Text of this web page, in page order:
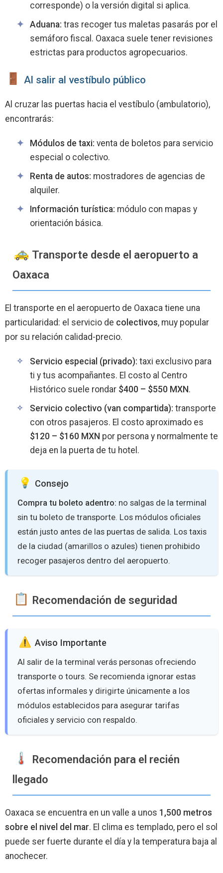
corresponde) o la versión digital si aplica.
Aduana: tras recoger tus maletas pasarás por el
semáforo fiscal. Oaxaca suele tener revisiones
estrictas para productos agropecuarios.
Al salir al vestíbulo público
Al cruzar las puertas hacia el vestíbulo (ambulatorio),
encontrarás:
Módulos de taxi: venta de boletos para servicio
especial o colectivo.
Renta de autos: mostradores de agencias de
alquiler.
Información turística: módulo con mapas y
orientación básica.
Transporte desde el aeropuerto a
Oaxaca
El transporte en el aeropuerto de Oaxaca tiene una
particularidad: el servicio de colectivos, muy popular
por su relación calidad-precio.
Servicio especial (privado): taxi exclusivo para
ti y tus acompañantes. El costo al Centro
Histórico suele rondar $400 – $550 MXN.
Servicio colectivo (van compartida): transporte
con otros pasajeros. El costo aproximado es
$120 – $160 MXN por persona y normalmente te
deja en la puerta de tu hotel.
Consejo
Compra tu boleto adentro: no salgas de la terminal
sin tu boleto de transporte. Los módulos oficiales
están justo antes de las puertas de salida. Los taxis
de la ciudad (amarillos o azules) tienen prohibido
recoger pasajeros dentro del aeropuerto.
Recomendación de seguridad
️ Aviso Importante
Al salir de la terminal verás personas ofreciendo
transporte o tours. Se recomienda ignorar estas
ofertas informales y dirigirte únicamente a los
módulos establecidos para asegurar tarifas
oficiales y servicio con respaldo.
️ Recomendación para el recién
llegado
Oaxaca se encuentra en un valle a unos 1,500 metros
sobre el nivel del mar. El clima es templado, pero el sol
puede ser fuerte durante el día y la temperatura baja al
anochecer.